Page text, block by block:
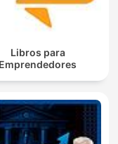
Libros para
Emprendedores